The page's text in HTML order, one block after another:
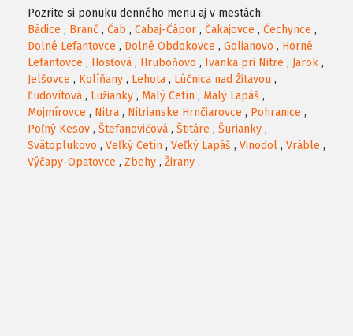
Pozrite si ponuku denného menu aj v mestách:
Bádice , Branč , Čab , Cabaj-Čápor , Čakajovce , Čechynce ,
Dolné Lefantovce , Dolné Obdokovce , Golianovo , Horné
Lefantovce , Hosťová , Hruboňovo , Ivanka pri Nitre , Jarok ,
Jelšovce , Kolíňany , Lehota , Lúčnica nad Žitavou ,
Ľudovítová , Lužianky , Malý Cetín , Malý Lapáš ,
Mojmírovce , Nitra , Nitrianske Hrnčiarovce , Pohranice ,
Poľný Kesov , Štefanovičová , Štitáre , Šurianky ,
Svätoplukovo , Veľký Cetín , Veľký Lapáš , Vinodol , Vráble ,
Výčapy-Opatovce , Zbehy , Žirany .